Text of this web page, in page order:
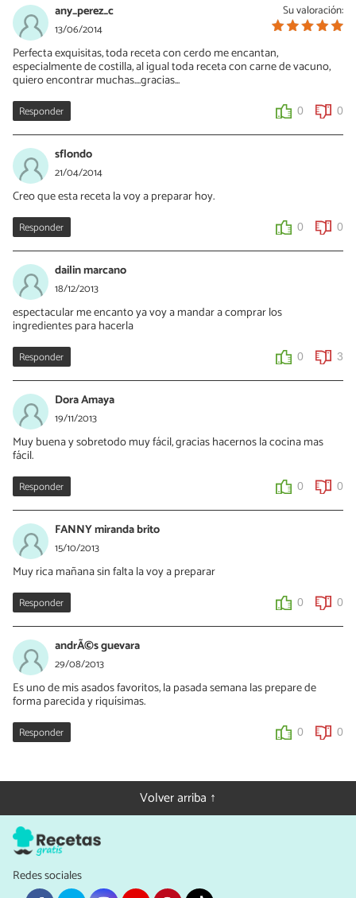
Su valoración:
any_perez_c
13/06/2014
Perfecta exquisitas, toda receta con cerdo me encantan,
especialmente de costilla, al igual toda receta con carne de vacuno,
quiero encontrar muchas....gracias...
Responder 0 0
sflondo
21/04/2014
Creo que esta receta la voy a preparar hoy.
Responder 0 0
dailin marcano
18/12/2013
espectacular me encanto ya voy a mandar a comprar los
ingredientes para hacerla
Responder 0 3
Dora Amaya
19/11/2013
Muy buena y sobretodo muy fácil, gracias hacernos la cocina mas
fácil.
Responder 0 0
FANNY miranda brito
15/10/2013
Muy rica mañana sin falta la voy a preparar
Responder 0 0
andrÃ©s guevara
29/08/2013
Es uno de mis asados favoritos, la pasada semana las prepare de
forma parecida y riquísimas.
Responder 0 0
Volver arriba ↑
Redes sociales